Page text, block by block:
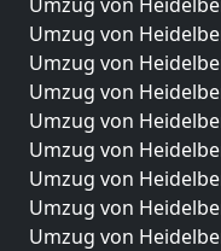
Umzug von
Umzug von
Umzug von
Umzug von
Umzug von
Umzug von
Umzug von
Umzug von